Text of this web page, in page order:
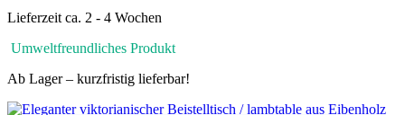
Lieferzeit ca. 2 - 4 Wochen
Umweltfreundliches Produkt
Ab Lager – kurzfristig lieferbar!